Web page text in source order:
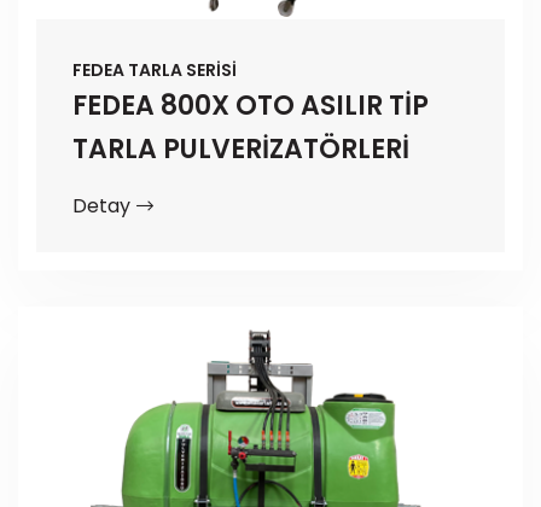
FEDEA TARLA SERİSİ
FEDEA 800X OTO ASILIR TİP
TARLA PULVERİZATÖRLERİ
Detay